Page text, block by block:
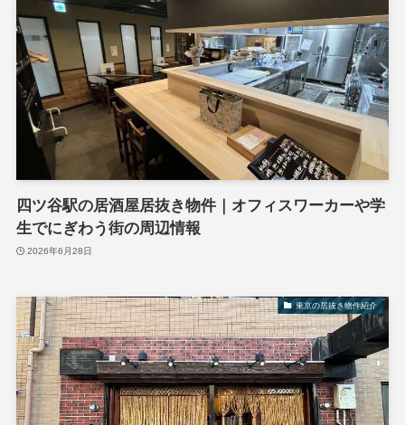
四ツ谷駅の居酒屋居抜き物件｜オフィスワーカーや学
生でにぎわう街の周辺情報
2026年6月28日
東京の居抜き物件紹介